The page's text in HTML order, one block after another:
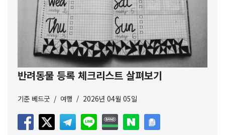
반려동물 등록 체크리스트 살펴보기
기준 베드굿 여행 2026년 04월 05일